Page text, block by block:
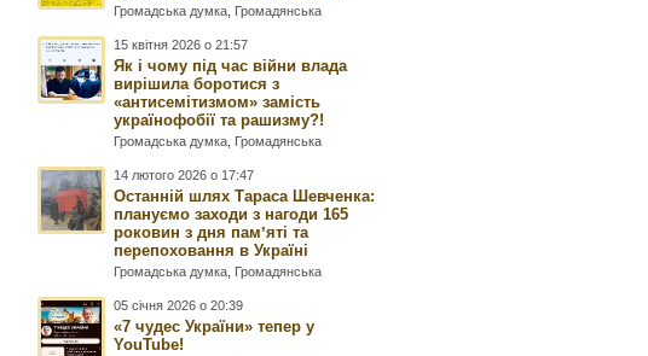
Громадська думка Громадянська
15 квітня 2026 о 21:57
Як і чому під час війни влада
вирішила боротися з
«антисемітизмом» замість
українофобії та рашизму?!
Громадська думка Громадянська
14 лютого 2026 о 17:47
Останній шлях Тараса Шевченка:
плануємо заходи з нагоди 165
роковин з дня памʼяті та
перепоховання в Україні
Громадська думка Громадянська
05 січня 2026 о 20:39
«7 чудес України» тепер у
YouTube!